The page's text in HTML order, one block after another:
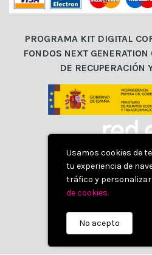
PROGRAMA KIT DIGITAL
FONDOS NEXT
DE RECUPERACIÓN
Usamos cookies de
tu experiencia de
tráfico y
de cookies.
No acepto